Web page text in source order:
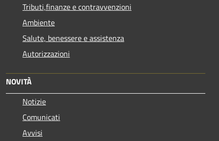
Tributi,finanze e contravvenzioni
Ambiente
Salute, benessere e assistenza
Autorizzazioni
NOVITÀ
Notizie
Comunicati
Avvisi